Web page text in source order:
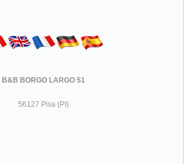
B&B BORGO LARGO 51
56127 Pisa (PI)